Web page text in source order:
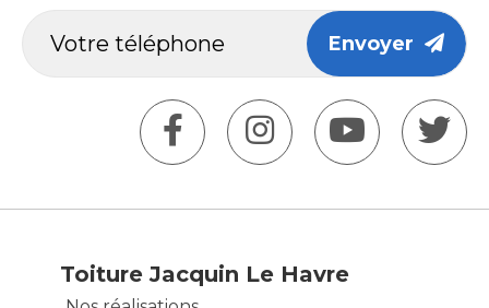
Envoyer
Toiture Jacquin Le Havre